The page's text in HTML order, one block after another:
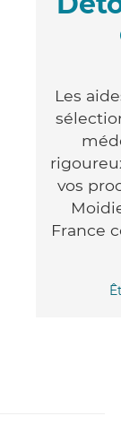
Les
vos
France